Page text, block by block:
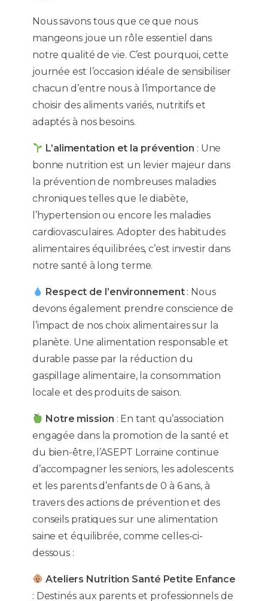
Nous savons tous que ce que nous
mangeons joue un rôle essentiel dans
notre qualité de vie. C’est pourquoi, cette
journée est l’occasion idéale de sensibiliser
chacun d’entre nous à l’importance de
choisir des aliments variés, nutritifs et
adaptés à nos besoins.
L’alimentation et la prévention : Une
bonne nutrition est un levier majeur dans
la prévention de nombreuses maladies
chroniques telles que le diabète,
l’hypertension ou encore les maladies
cardiovasculaires. Adopter des habitudes
alimentaires équilibrées, c’est investir dans
notre santé à long terme.
Respect de l’environnement: Nous
devons également prendre conscience de
l’impact de nos choix alimentaires sur la
planète. Une alimentation responsable et
durable passe par la réduction du
gaspillage alimentaire, la consommation
locale et des produits de saison.
Notre mission : En tant qu’association
engagée dans la promotion de la santé et
du bien-être, l’ASEPT Lorraine continue
d’accompagner les seniors, les adolescents
et les parents d’enfants de 0 à 6 ans, à
travers des actions de prévention et des
conseils pratiques sur une alimentation
saine et équilibrée, comme celles-ci-
dessous :
Ateliers Nutrition Santé Petite Enfance
: Destinés aux parents et professionnels de